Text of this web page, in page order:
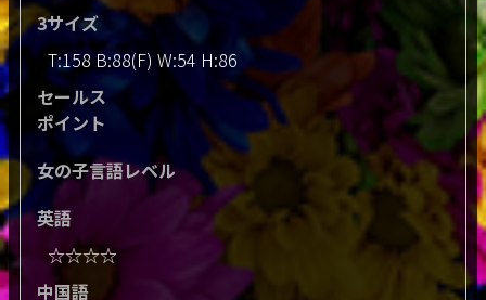
3サイズ
T:158 B:88(F) W:54 H:86
セールス
ポイント
女の子言語レベル
英語
☆☆☆☆
中国語